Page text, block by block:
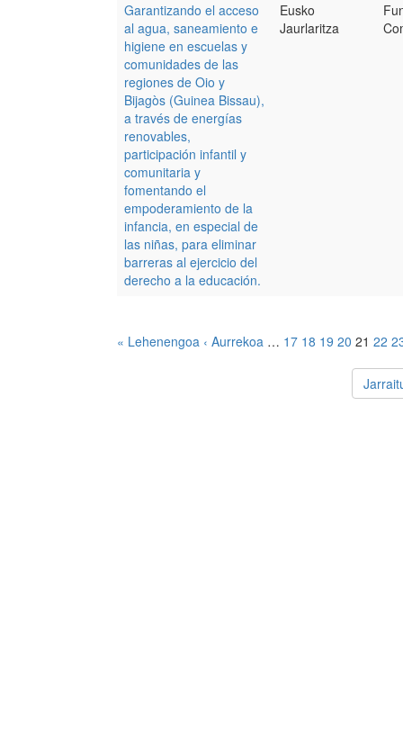
Garantizando el acceso
al agua, saneamiento e
higiene en escuelas y
comunidades de las
regiones de Oio y
Bijagòs (Guinea Bissau),
a través de energías
renovables,
participación infantil y
comunitaria y
fomentando el
empoderamiento de la
infancia, en especial de
las niñas, para eliminar
barreras al ejercicio del
derecho a la educación.
Eusko
Jaurlaritza
« Lehenengoa ‹ Aurrekoa … 17 18 19 20 21 22